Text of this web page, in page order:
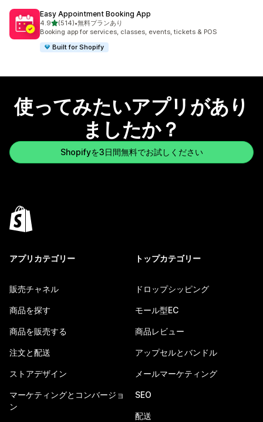
Easy Appointment Booking App
4.95つ星中
(514)
合計レビュー数：514件
•無料プランあり
Booking app for services, classes, events, tickets & POS
Built for Shopify
使ってみたいアプリがあり
ましたか？
Shopifyを3日間無料でお試しください
アプリカテゴリー
販売チャネル
商品を探す
商品を販売する
注文と配送
ストアデザイン
マーケティングとコンバージョ
ン
トップカテゴリー
ドロップシッピング
モール型EC
商品レビュー
アップセルとバンドル
メールマーケティング
SEO
配送